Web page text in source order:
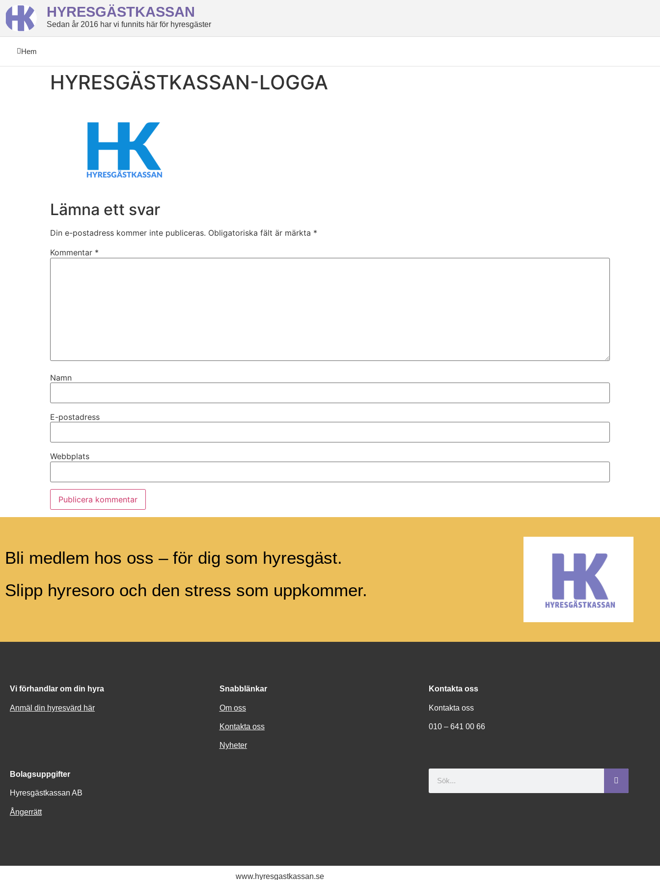
HYRESGÄSTKASSAN
Sedan år 2016 har vi funnits här för hyresgäster
Hem
HYRESGÄSTKASSAN-LOGGA
Lämna ett svar
Din e-postadress kommer inte publiceras. Obligatoriska fält är märkta *
Kommentar *
Namn
E-postadress
Webbplats
Bli medlem hos oss – för dig som hyresgäst.
Slipp hyresoro och den stress som uppkommer.
Vi förhandlar om din hyra
Anmäl din hyresvärd här
Snabblänkar
Om oss
Kontakta oss
Nyheter
Kontakta oss
Kontakta oss
010 – 641 00 66
Bolagsuppgifter
Hyresgästkassan AB
Ångerrätt
www.hyresgastkassan.se